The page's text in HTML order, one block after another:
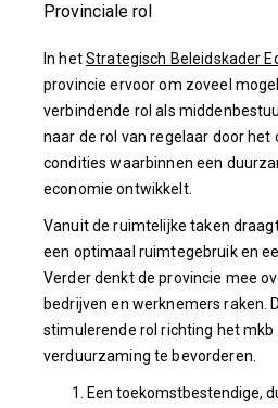
Provinciale rol
In hetStrategisch Beleidskader
provincie ervoor om zoveel
verbindende rol als
naar de rol van regelaar door het
condities waarbinnen een
economie ontwikkelt.
Vanuit de ruimtelijke taken
een optimaal ruimtegebruik en
Verder denkt de provincie mee
bedrijven en werknemers raken.
stimulerende rol richting het mkb
verduurzaming te bevorderen.
Een toekomstbestendige,